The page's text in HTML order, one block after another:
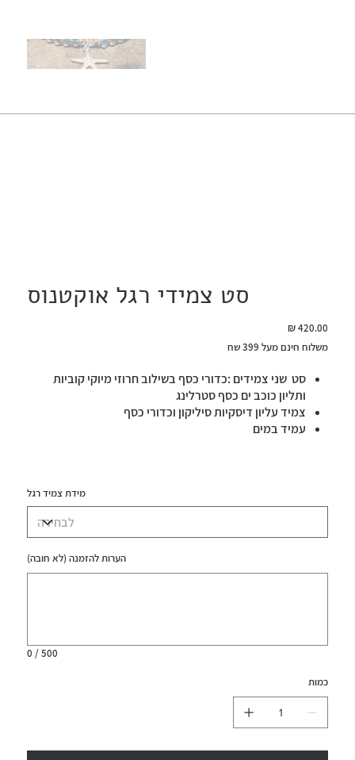
סט צמידי רגל אוקטנוס
מחיר
משלוח חינם מעל 399 שח
סט שני צמידים :כדורי כסף בשילוב חרוזי מיוקי קוביות
ותליון כוכב ים כסף סטרלינג
צמיד עליון דיסקיות סיליקון וכדורי כסף
עמיד במים
מידת צמיד רגל
הערות להזמנה (לא חובה)
0 / 500
כמות